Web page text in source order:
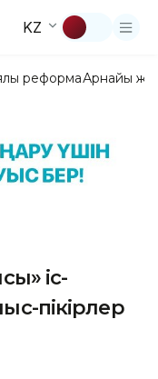
KZ
реформаАрнайы
іс-
пікірлер